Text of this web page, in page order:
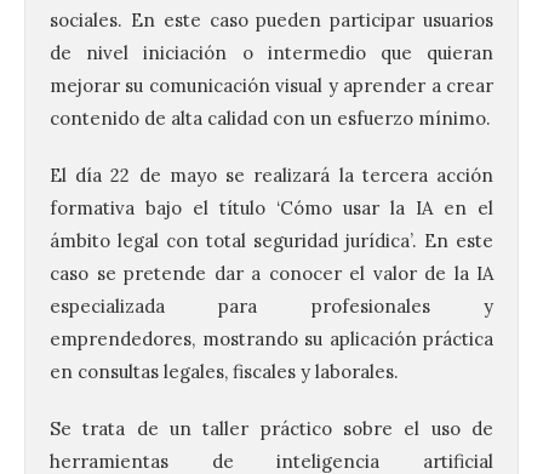
sociales. En este caso pueden participar usuarios
de nivel iniciación o intermedio que quieran
mejorar su comunicación visual y aprender a crear
contenido de alta calidad con un esfuerzo mínimo.
El día 22 de mayo se realizará la tercera acción
formativa bajo el título ‘Cómo usar la IA en el
ámbito legal con total seguridad jurídica’. En este
caso se pretende dar a conocer el valor de la IA
especializada para profesionales y
emprendedores, mostrando su aplicación práctica
en consultas legales, fiscales y laborales.
Se trata de un taller práctico sobre el uso de
herramientas de inteligencia artificial